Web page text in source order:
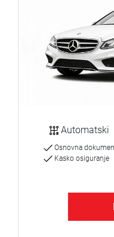
Automatski
Osnovna
Kasko osiguranje